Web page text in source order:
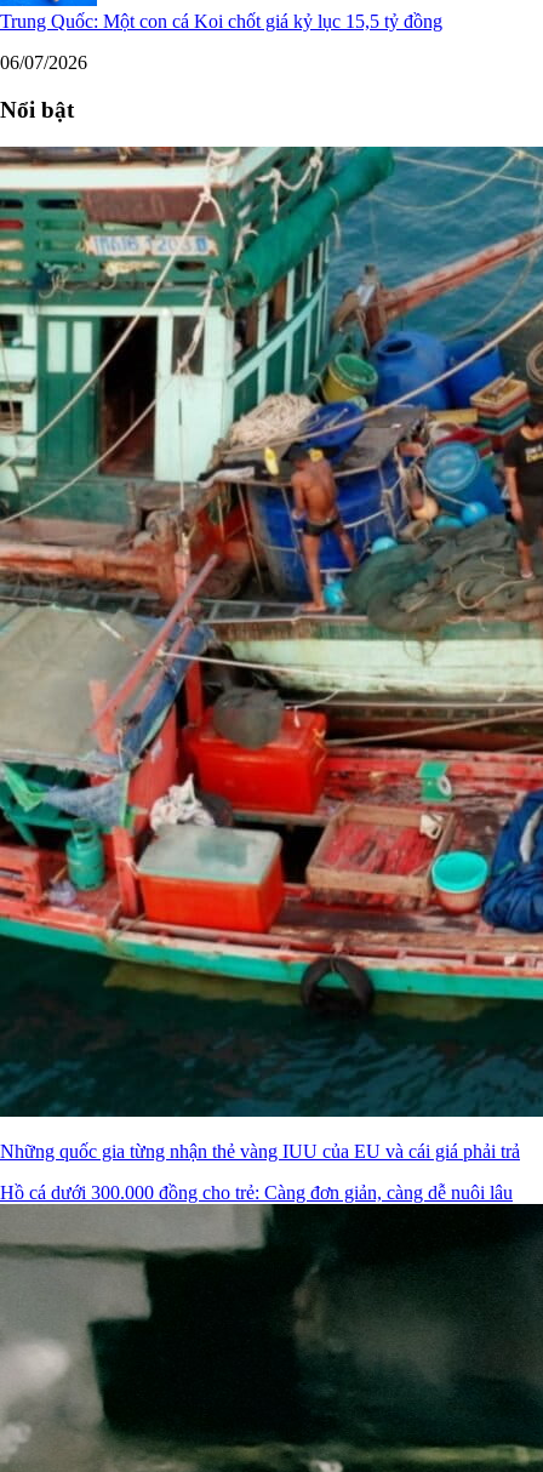
Trung Quốc: Một con cá Koi chốt giá kỷ lục 15,5 tỷ đồng
06/07/2026
Nổi bật
Những quốc gia từng nhận thẻ vàng IUU của EU và cái giá phải trả
Hồ cá dưới 300.000 đồng cho trẻ: Càng đơn giản, càng dễ nuôi lâu